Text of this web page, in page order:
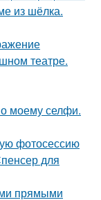
из шёлка.
театре.
моему селфи.
фотосессию
для
прямыми